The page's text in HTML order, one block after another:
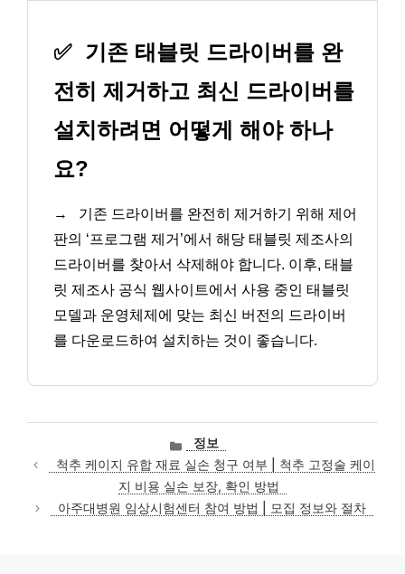
✅ 기존 태블릿 드라이버를 완
전히 제거하고 최신 드라이버를
설치하려면 어떻게 해야 하나
요?
→
기존 드라이버를 완전히 제거하기 위해 제어
판의 ‘프로그램 제거’에서 해당 태블릿 제조사의
드라이버를 찾아서 삭제해야 합니다. 이후, 태블
릿 제조사 공식 웹사이트에서 사용 중인 태블릿
모델과 운영체제에 맞는 최신 버전의 드라이버
를 다운로드하여 설치하는 것이 좋습니다.
카
테
고
리
정보
척추 케이지 유합 재료 실손 청구 여부 | 척추 고정술 케이
지 비용 실손 보장, 확인 방법
아주대병원 임상시험센터 참여 방법 | 모집 정보와 절차